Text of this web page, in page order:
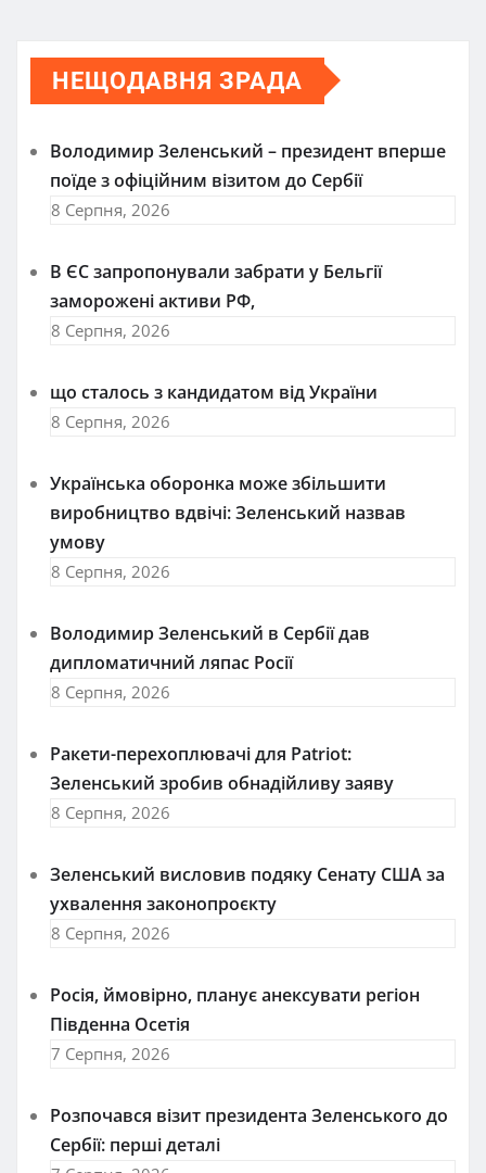
НЕЩОДАВНЯ ЗРАДА
Володимир Зеленський – президент вперше
поїде з офіційним візитом до Сербії
8 Серпня, 2026
В ЄС запропонували забрати у Бельгії
заморожені активи РФ,
8 Серпня, 2026
що сталось з кандидатом від України
8 Серпня, 2026
Українська оборонка може збільшити
виробництво вдвічі: Зеленський назвав
умову
8 Серпня, 2026
Володимир Зеленський в Сербії дав
дипломатичний ляпас Росії
8 Серпня, 2026
Ракети-перехоплювачі для Patriot:
Зеленський зробив обнадійливу заяву
8 Серпня, 2026
Зеленський висловив подяку Сенату США за
ухвалення законопроєкту
8 Серпня, 2026
Росія, ймовірно, планує анексувати регіон
Південна Осетія
7 Серпня, 2026
Розпочався візит президента Зеленського до
Сербії: перші деталі